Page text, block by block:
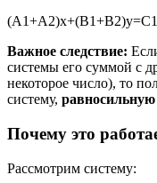
(A1+A2)x+(B1+B2)y=C1
Важное следствие:
системы его суммой с
некоторое число), то
систему, равносильную
Почему это
Рассмотрим систему: